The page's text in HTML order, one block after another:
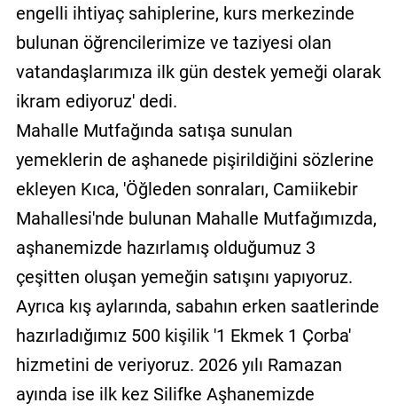
engelli ihtiyaç sahiplerine, kurs merkezinde
bulunan öğrencilerimize ve taziyesi olan
vatandaşlarımıza ilk gün destek yemeği olarak
ikram ediyoruz' dedi.
Mahalle Mutfağında satışa sunulan
yemeklerin de aşhanede pişirildiğini sözlerine
ekleyen Kıca, 'Öğleden sonraları, Camiikebir
Mahallesi'nde bulunan Mahalle Mutfağımızda,
aşhanemizde hazırlamış olduğumuz 3
çeşitten oluşan yemeğin satışını yapıyoruz.
Ayrıca kış aylarında, sabahın erken saatlerinde
hazırladığımız 500 kişilik '1 Ekmek 1 Çorba'
hizmetini de veriyoruz. 2026 yılı Ramazan
ayında ise ilk kez Silifke Aşhanemizde